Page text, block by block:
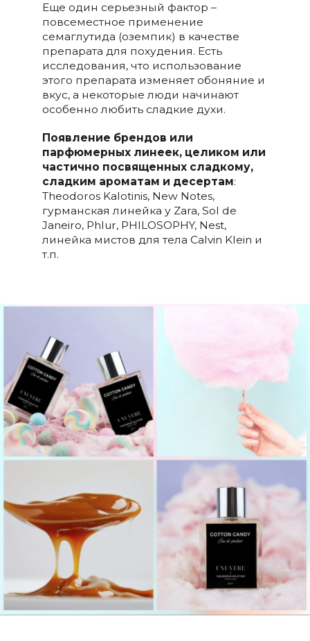
Еще один серьезный фактор –
повсеместное применение
семаглутида (оземпик) в качестве
препарата для похудения. Есть
исследования, что использование
этого препарата изменяет обоняние и
вкус, а некоторые люди начинают
особенно любить сладкие духи.
Появление брендов или
парфюмерных линеек, целиком или
частично посвященных сладкому,
сладким ароматам и десертам:
Theodoros Kalotinis, New Notes,
гурманская линейка у Zara, Sol de
Janeiro, Phlur, PHILOSOPHY, Nest,
линейка мистов для тела Calvin Klein и
т.п.